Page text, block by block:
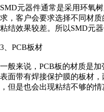
SMD元器件通常是采用环氧
求，客户会要求选择不同材
粘结效果较差。所以SMD元
3、PCB板材
一般来说，PCB板的材质是
表面带有焊接保护膜的板材
，但是也会出现粘结不够的